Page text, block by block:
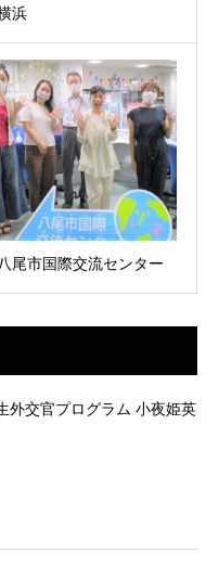
浜
尾市国際交流センター
外交官プログラム 小夜姫英